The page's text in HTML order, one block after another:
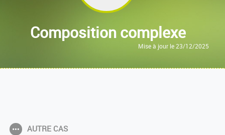
Composition complexe
Mise à jour le 23/12/2025
AUTRE CAS